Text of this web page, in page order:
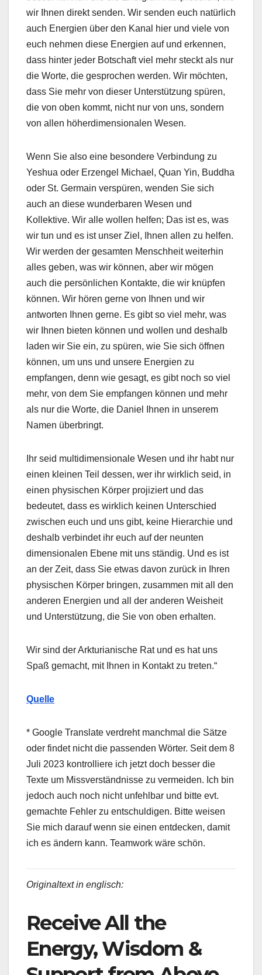
wir Ihnen direkt senden. Wir senden euch natürlich
auch Energien über den Kanal hier und viele von
euch nehmen diese Energien auf und erkennen,
dass hinter jeder Botschaft viel mehr steckt als nur
die Worte, die gesprochen werden. Wir möchten,
dass Sie mehr von dieser Unterstützung spüren,
die von oben kommt, nicht nur von uns, sondern
von allen höherdimensionalen Wesen.
Wenn Sie also eine besondere Verbindung zu
Yeshua oder Erzengel Michael, Quan Yin, Buddha
oder St. Germain verspüren, wenden Sie sich
auch an diese wunderbaren Wesen und
Kollektive. Wir alle wollen helfen; Das ist es, was
wir tun und es ist unser Ziel, Ihnen allen zu helfen.
Wir werden der gesamten Menschheit weiterhin
alles geben, was wir können, aber wir mögen
auch die persönlichen Kontakte, die wir knüpfen
können. Wir hören gerne von Ihnen und wir
antworten Ihnen gerne. Es gibt so viel mehr, was
wir Ihnen bieten können und wollen und deshalb
laden wir Sie ein, zu spüren, wie Sie sich öffnen
können, um uns und unsere Energien zu
empfangen, denn wie gesagt, es gibt noch so viel
mehr, von dem Sie empfangen können und mehr
als nur die Worte, die Daniel Ihnen in unserem
Namen überbringt.
Ihr seid multidimensionale Wesen und ihr habt nur
einen kleinen Teil dessen, wer ihr wirklich seid, in
einen physischen Körper projiziert und das
bedeutet, dass es wirklich keinen Unterschied
zwischen euch und uns gibt, keine Hierarchie und
deshalb verbindet ihr euch auf der neunten
dimensionalen Ebene mit uns ständig. Und es ist
an der Zeit, dass Sie etwas davon zurück in Ihren
physischen Körper bringen, zusammen mit all den
anderen Energien und all der anderen Weisheit
und Unterstützung, die Sie von oben erhalten.
Wir sind der Arkturianische Rat und es hat uns
Spaß gemacht, mit Ihnen in Kontakt zu treten.“
Quelle
* Google Translate verdreht manchmal die Sätze
oder findet nicht die passenden Wörter. Seit dem 8
Juli 2023 kontrolliere ich jetzt doch besser die
Texte um Missverständnisse zu vermeiden. Ich bin
jedoch auch noch nicht unfehlbar und bitte evt.
gemachte Fehler zu entschuldigen. Bitte weisen
Sie mich darauf wenn sie einen entdecken, damit
ich es ändern kann. Teamwork wäre schön.
Originaltext in englisch:
Receive All the
Energy, Wisdom &